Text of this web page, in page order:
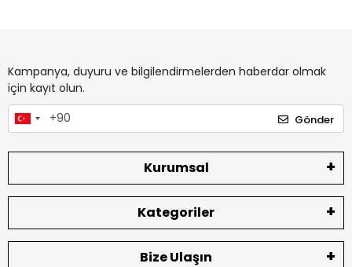
Kampanya, duyuru ve bilgilendirmelerden haberdar olmak
için kayıt olun.
Gönder
Kurumsal
Kategoriler
Bize Ulaşın